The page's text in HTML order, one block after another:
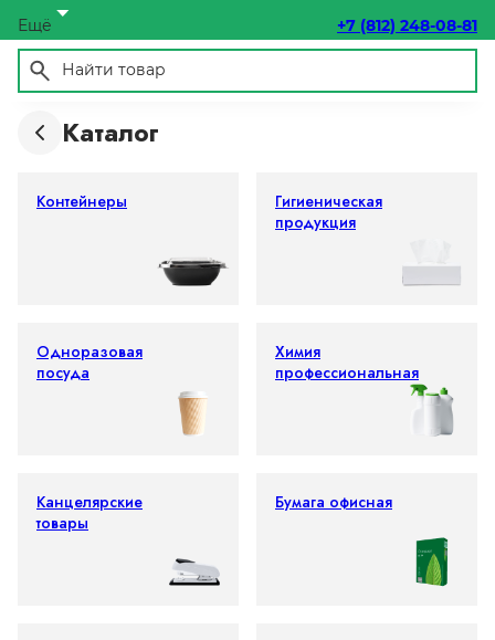
Ещё +7 (812) 248-08-81
Каталог
Контейнеры
Гигиеническая
продукция
Одноразовая
посуда
Химия
профессиональная
Канцелярские
товары
Бумага офисная